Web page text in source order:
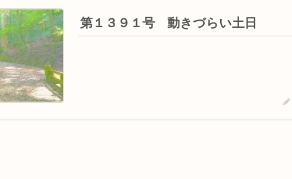
第１３９１号 動きづらい土日